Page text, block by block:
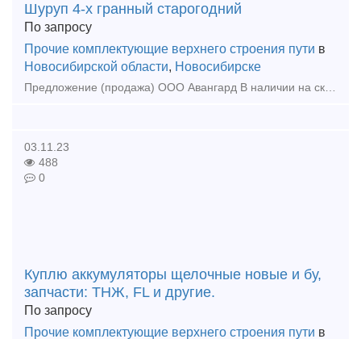
Шуруп 4-х гранный старогодний
По запросу
Прочие комплектующие верхнего строения пути в
Новосибирской области, Новосибирске
Предложение (продажа) ООО Авангард В наличии на складе в г Новосибирске. Также в наличии: рельсы, шпалы, подкладка, накладка, прокладка, крепеж, стрелочные п
03.11.23
488
0
Куплю аккумуляторы щелочные новые и бу,
запчасти: ТНЖ, FL и другие.
По запросу
Прочие комплектующие верхнего строения пути в